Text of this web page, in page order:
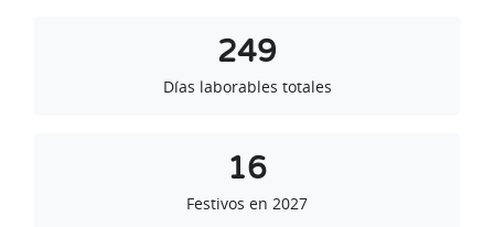
249
Días laborables totales
16
Festivos en 2027